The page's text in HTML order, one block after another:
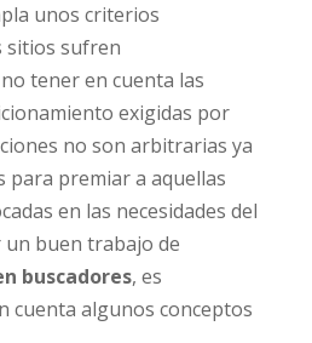
unos criterios
sitios sufren
tener en cuenta las
exigidas por
no son arbitrarias ya
para premiar a aquellas
en las necesidades del
un buen trabajo de
buscadores, es
cuenta algunos conceptos